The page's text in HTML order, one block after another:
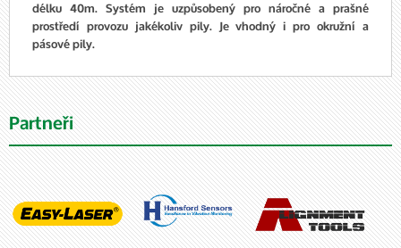
délku 40m. Systém je uzpůsobený pro náročné a prašné
prostředí provozu jakékoliv pily. Je vhodný i pro okružní a
pásové pily.
Partneři